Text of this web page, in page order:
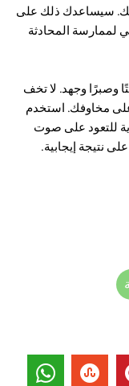
سيساعدك ذلك على
لممارسة المحادثة
وصبرًا وجهد. لا تخف
مخاوفك. استخدم
للتعود على صوت
نتيجة إيجابية.